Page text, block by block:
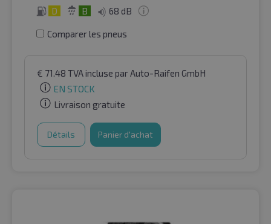
D B 68 dB
Comparer les pneus
€ 71.48 TVA incluse par Auto-Raifen GmbH
EN STOCK
Livraison gratuite
Détails Panier d'achat